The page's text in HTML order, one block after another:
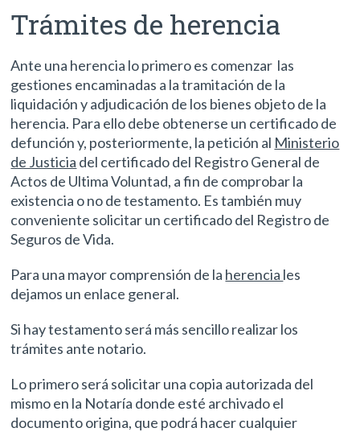
Trámites de herencia
Ante una herencia lo primero es comenzar las
gestiones encaminadas a la tramitación de la
liquidación y adjudicación de los bienes objeto de la
herencia. Para ello debe obtenerse un certificado de
defunción y, posteriormente, la petición al Ministerio
de Justicia del certificado del Registro General de
Actos de Ultima Voluntad, a fin de comprobar la
existencia o no de testamento. Es también muy
conveniente solicitar un certificado del Registro de
Seguros de Vida.
Para una mayor comprensión de la herencia les
dejamos un enlace general.
Si hay testamento será más sencillo realizar los
trámites ante notario.
Lo primero será solicitar una copia autorizada del
mismo en la Notaría donde esté archivado el
documento origina, que podrá hacer cualquier